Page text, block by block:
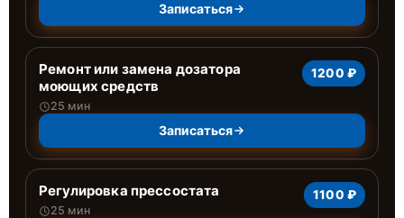
Записаться
Ремонт или замена дозатора
моющих средств
25 мин
1200 ₽
Записаться
Регулировка прессостата
25 мин
1100 ₽